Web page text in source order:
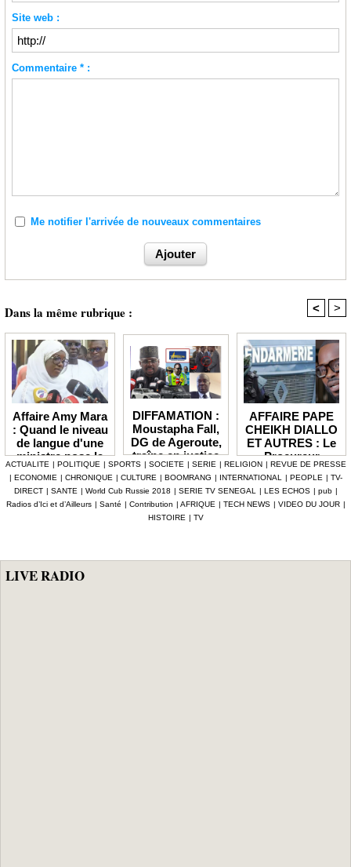
Site web :
Commentaire * :
Me notifier l'arrivée de nouveaux commentaires
Dans la même rubrique : < >
Affaire Amy Mara
: Quand le niveau
de langue d'une
ministre pose la
question de la
compétence et de
la crédibilité de
l'État
DIFFAMATION :
Moustapha Fall,
DG de Ageroute,
traîne en justice
l’ex DRH Cheikh
Amet Tidiane
Thiam
AFFAIRE PAPE
CHEIKH DIALLO
ET AUTRES : Le
Procureur
interjette appel et
maintient en
prison ceux qui
ont été placés
ACTUALITE | POLITIQUE | SPORTS | SOCIETE | SERIE | RELIGION | REVUE DE PRESSE
| ECONOMIE | CHRONIQUE | CULTURE | BOOMRANG | INTERNATIONAL | PEOPLE | TV-
DIRECT | SANTE | World Cub Russie 2018 | SERIE TV SENEGAL | LES ECHOS | pub |
Radios d’Ici et d’Ailleurs | Santé | Contribution | AFRIQUE | TECH NEWS | VIDEO DU JOUR |
HISTOIRE | TV
LIVE RADIO